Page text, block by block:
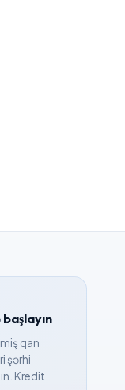
qan
şərhi
Kredit